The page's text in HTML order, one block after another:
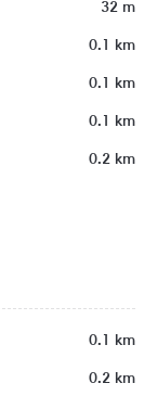
32 m
0.1 km
0.1 km
0.1 km
0.2 km
0.1 km
0.2 km